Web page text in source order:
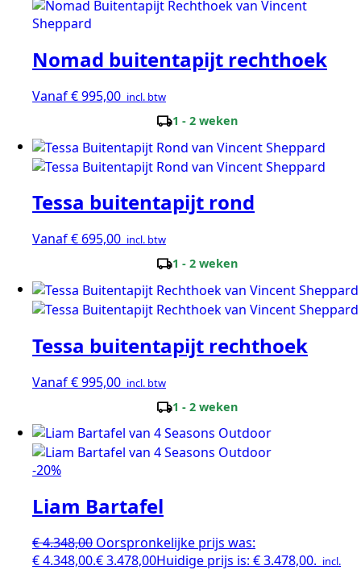
Nomad buitentapijt rechthoek
Vanaf€995,00 incl. btw
local_shipping1 - 2 weken
Tessa buitentapijt rond
Vanaf€ 695,00 incl. btw
local_shipping1 - 2 weken
Tessa buitentapijt rechthoek
Vanaf€995,00 incl. btw
local_shipping1 - 2 weken
-20%
Liam Bartafel
€4.348,00 Oorspronkelijke prijs was:
€ 4.348,00.€3.478,00Huidige prijs is: € 3.478,00. incl.